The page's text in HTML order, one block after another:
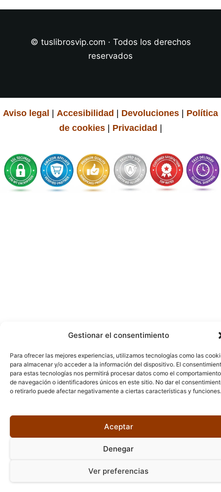
Gestionar el consentimiento
Para ofrecer las mejores experiencias, utilizamos tecnologías como las
para almacenar y/o acceder a la información del dispositivo. El
para estas tecnologías nos permitirá procesar datos como el comportamiento
de navegación o identificadores únicos en este sitio. No dar el
o retirarlo puede afectar negativamente a ciertas características y funciones.
Aceptar
Denegar
Ver preferencias
© tuslibrosvip.com · Todos los derechos
reservados
Aviso legal Accesibilidad Devoluciones
Política
de cookies| Privacidad